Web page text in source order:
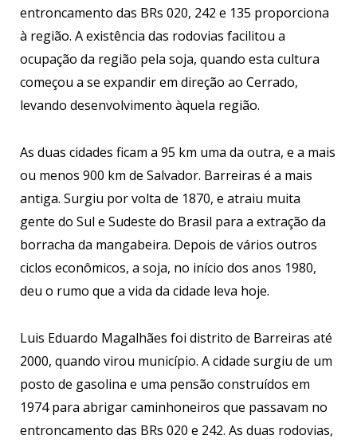
entroncamento das BRs 020, 242 e 135 proporciona
à região. A existência das rodovias facilitou a
ocupação da região pela soja, quando esta cultura
começou a se expandir em direção ao Cerrado,
levando desenvolvimento àquela região.
As duas cidades ficam a 95 km uma da outra, e a mais
ou menos 900 km de Salvador. Barreiras é a mais
antiga. Surgiu por volta de 1870, e atraiu muita
gente do Sul e Sudeste do Brasil para a extração da
borracha da mangabeira. Depois de vários outros
ciclos econômicos, a soja, no início dos anos 1980,
deu o rumo que a vida da cidade leva hoje.
Luis Eduardo Magalhães foi distrito de Barreiras até
2000, quando virou município. A cidade surgiu de um
posto de gasolina e uma pensão construídos em
1974 para abrigar caminhoneiros que passavam no
entroncamento das BRs 020 e 242. As duas rodovias,